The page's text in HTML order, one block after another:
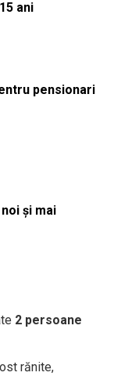
ani
pensionari
și mai
2 persoane
rănite,